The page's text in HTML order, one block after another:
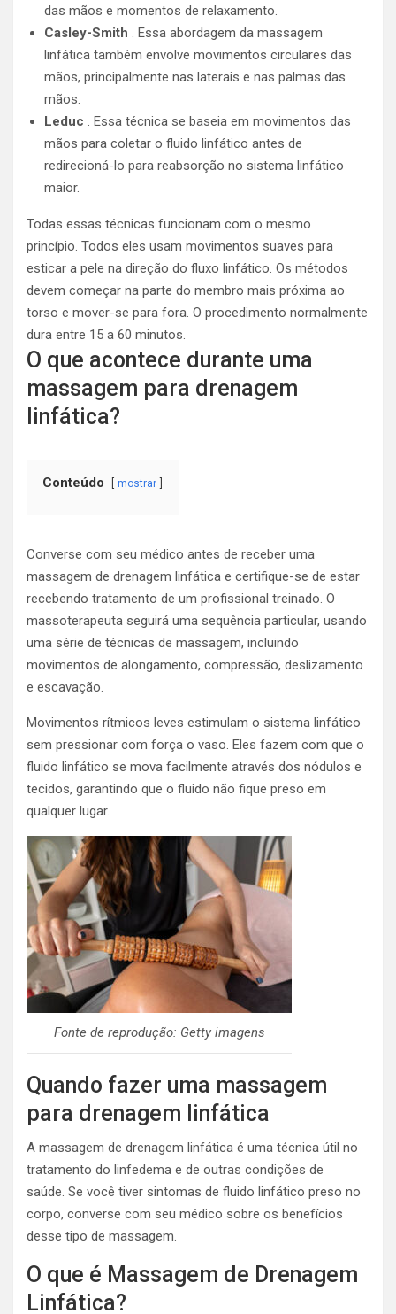
das mãos e momentos de relaxamento.
Casley-Smith . Essa abordagem da massagem
linfática também envolve movimentos circulares das
mãos, principalmente nas laterais e nas palmas das
mãos.
Leduc . Essa técnica se baseia em movimentos das
mãos para coletar o fluido linfático antes de
redirecioná-lo para reabsorção no sistema linfático
maior.
Todas essas técnicas funcionam com o mesmo
princípio. Todos eles usam movimentos suaves para
esticar a pele na direção do fluxo linfático. Os métodos
devem começar na parte do membro mais próxima ao
torso e mover-se para fora. O procedimento normalmente
dura entre 15 a 60 minutos.
O que acontece durante uma
massagem para drenagem
linfática?
Conteúdo mostrar
Converse com seu médico antes de receber uma
massagem de drenagem linfática e certifique-se de estar
recebendo tratamento de um profissional treinado. O
massoterapeuta seguirá uma sequência particular, usando
uma série de técnicas de massagem, incluindo
movimentos de alongamento, compressão, deslizamento
e escavação.
Movimentos rítmicos leves estimulam o sistema linfático
sem pressionar com força o vaso. Eles fazem com que o
fluido linfático se mova facilmente através dos nódulos e
tecidos, garantindo que o fluido não fique preso em
qualquer lugar.
Fonte de reprodução: Getty imagens
Quando fazer uma massagem
para drenagem linfática
A massagem de drenagem linfática é uma técnica útil no
tratamento do linfedema e de outras condições de
saúde. Se você tiver sintomas de fluido linfático preso no
corpo, converse com seu médico sobre os benefícios
desse tipo de massagem.
O que é Massagem de Drenagem
Linfática?